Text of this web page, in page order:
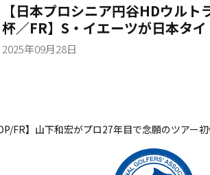
【日本プロシニア円谷HDウルト
杯／FR】S・イエーツが日本タ
シニアツアー初優勝！
2025年09月28日
FR】山下和宏がプロ27年目で念願のツアー